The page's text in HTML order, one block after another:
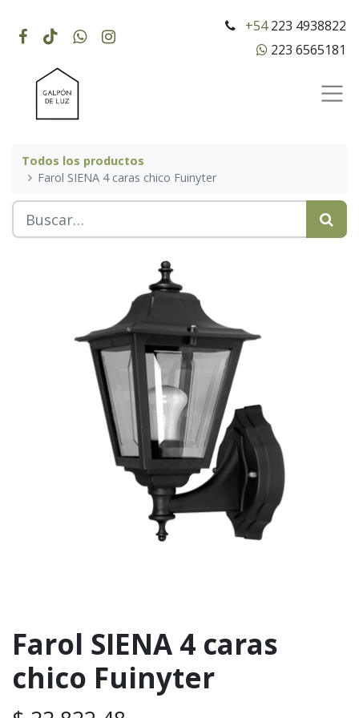
+54223 4938822
223 6565181
Todos los productos
Farol SIENA 4 caras chico Fuinyter
Farol SIENA 4 caras
chico Fuinyter